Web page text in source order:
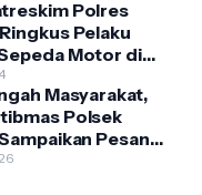
Polres
Pelaku
Motor di
Kecamatan
Masyarakat,
Polsek
Pesan